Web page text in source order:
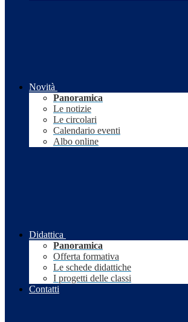
Novità
Panoramica
Le notizie
Le circolari
Calendario eventi
Albo online
Didattica
Panoramica
Offerta formativa
Le schede didattiche
I progetti delle classi
Contatti